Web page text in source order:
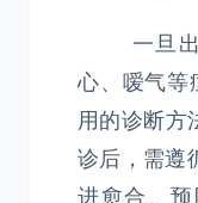
一旦出
心、嗳气等
用的诊断方
诊后，需遵
进愈合、